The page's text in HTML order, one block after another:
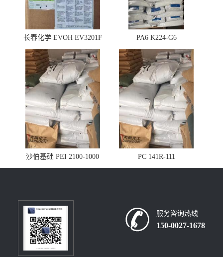
长春化学 EVOH EV3201F PA6 K224-G6
沙伯基础 PEI 2100-1000 PC 141R-111
服务咨询热线
150-0027-1678